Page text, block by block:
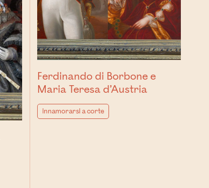
Ferdinando di Borbone e
Maria Teresa d’Austria
innamorarsi a corte